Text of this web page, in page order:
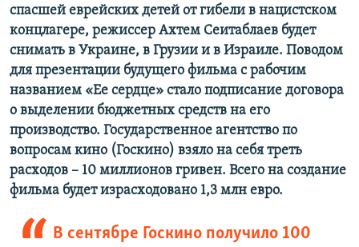
спасшей еврейских детей от гибели в нацистском
концлагере, режиссер Ахтем Сеитаблаев будет
снимать в Украине, в Грузии и в Израиле. Поводом
для презентации будущего фильма с рабочим
названием «Ее сердце» стало подписание договора
о выделении бюджетных средств на его
производство. Государственное агентство по
вопросам кино (Госкино) взяло на себя треть
расходов – 10 миллионов гривен. Всего на создание
фильма будет израсходовано 1,3 млн евро.
В сентябре Госкино получило 100